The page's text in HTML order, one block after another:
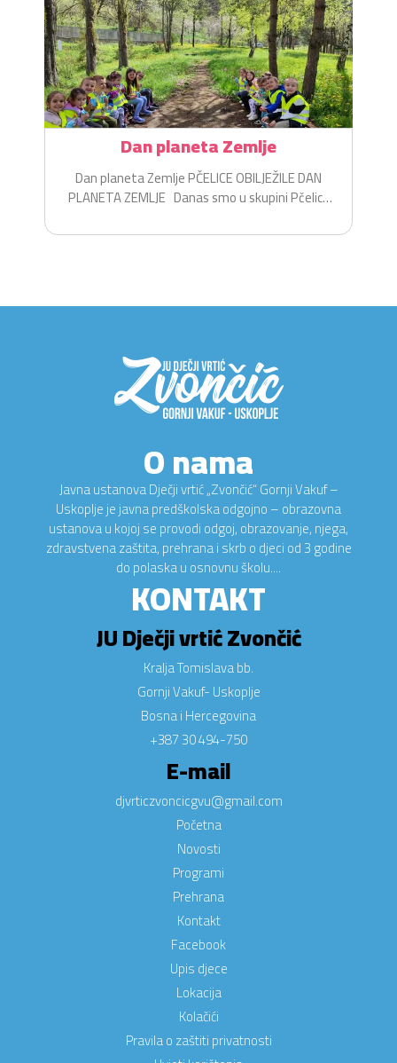
Dan planeta Zemlje
Dan planeta Zemlje PČELICE OBILJEŽILE DAN
PLANETA ZEMLJE Danas smo u skupini Pčelice
O nama
Javna ustanova Dječji vrtić „Zvončić“ Gornji Vakuf –
Uskoplje je javna predškolska odgojno – obrazovna
ustanova u kojoj se provodi odgoj, obrazovanje, njega,
zdravstvena zaštita, prehrana i skrb o djeci od 3 godine
do polaska u osnovnu školu....
KONTAKT
JU Dječji vrtić Zvončić
Kralja Tomislava bb.
Gornji Vakuf- Uskoplje
Bosna i Hercegovina
+387 30 494-750
E-mail
djvrticzvoncicgvu@gmail.com
Početna
Novosti
Programi
Prehrana
Kontakt
Facebook
Upis djece
Lokacija
Kolačići
Pravila o zaštiti privatnosti